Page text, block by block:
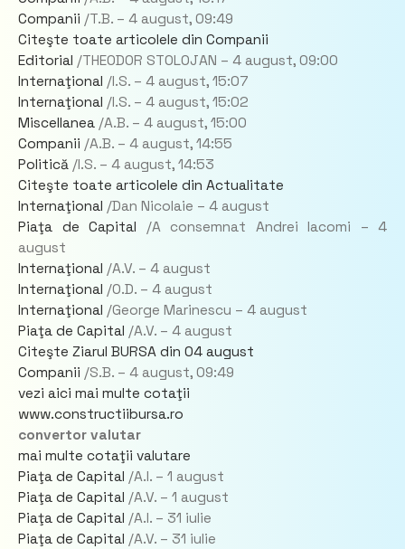
Companii /T.B. – 4 august, 09:49
Citeşte toate articolele din Companii
Editorial /THEODOR STOLOJAN – 4 august, 09:00
Internaţional /I.S. – 4 august, 15:07
Internaţional /I.S. – 4 august, 15:02
Miscellanea /A.B. – 4 august, 15:00
Companii /A.B. – 4 august, 14:55
Politică /I.S. – 4 august, 14:53
Citeşte toate articolele din Actualitate
Internaţional /Dan Nicolaie – 4 august
Piaţa de Capital /A consemnat Andrei Iacomi – 4
august
Internaţional /A.V. – 4 august
Internaţional /O.D. – 4 august
Internaţional /George Marinescu – 4 august
Piaţa de Capital /A.V. – 4 august
Citeşte Ziarul BURSA din 04 august
Companii /S.B. – 4 august, 09:49
vezi aici mai multe cotaţii
www.constructiibursa.ro
convertor valutar
mai multe cotaţii valutare
Piaţa de Capital /A.I. – 1 august
Piaţa de Capital /A.V. – 1 august
Piaţa de Capital /A.I. – 31 iulie
Piaţa de Capital /A.V. – 31 iulie